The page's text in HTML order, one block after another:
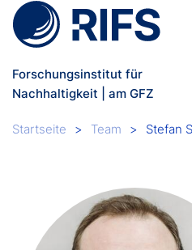
Direkt zum Inhalt
Forschungsinstitut für
Nachhaltigkeit | am GFZ
Breadcrumb
Startseite Team Stefan